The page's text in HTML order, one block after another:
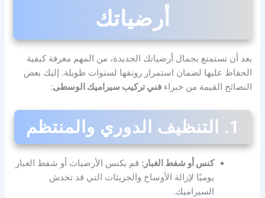
أرضياتك
بعد أن تستمتع بجمال أرضياتك الجديدة، من المهم معرفة كيفية
الحفاظ عليها لضمان استمرار رونقها لسنوات طويلة. إليك بعض
النصائح القيمة من خبراءفني تركيب سيراميك الوسطى:
1. التنظيف الدوري والمنتظم
كنس أو شفط الغبار: قم بكنس الأرضيات أو شفط الغبار
يوميًا لإزالة الأوساخ والجزيئات التي قد تخدش
السيراميك.